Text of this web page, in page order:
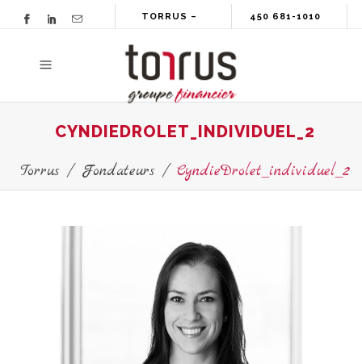
TORRUS – 450 681-1010
CYNDIEDROLET_INDIVIDUEL_2
Torrus/ Fondateurs/ CyndieDrolet_individuel_2